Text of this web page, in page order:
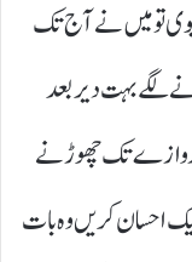
تو میں نے آج تک
لگے بہت دیر بعد
دروازے تک چھوڑنے
احسان کریں وہ بات